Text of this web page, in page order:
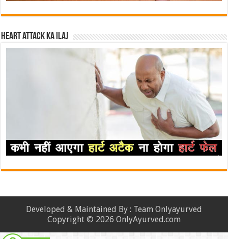
Heart attack ka ilaj
Developed & Maintained By : Team Onlyayurved
Copyright © 2026 OnlyAyurved.com